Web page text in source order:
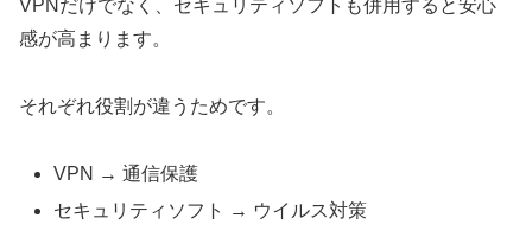
VPNだけでなく、セキュリティソフトも併用すると安心
感が高まります。
それぞれ役割が違うためです。
VPN → 通信保護
セキュリティソフト → ウイルス対策